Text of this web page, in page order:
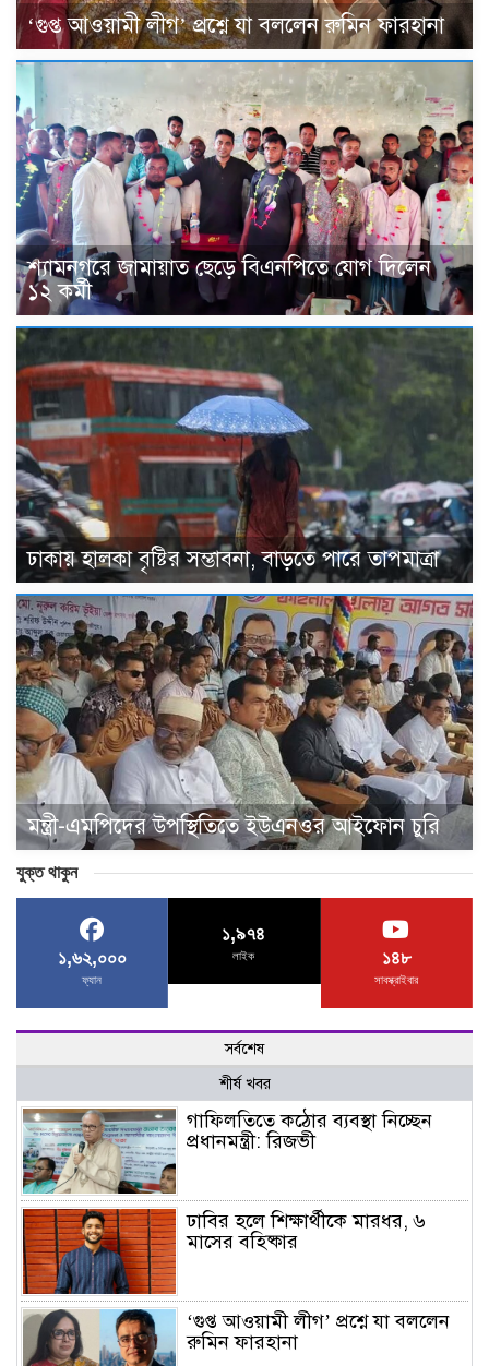
‘গুপ্ত আওয়ামী লীগ’ প্রশ্নে যা বললেন রুমিন ফারহানা
শ্যামনগরে জামায়াত ছেড়ে বিএনপিতে যোগ দিলেন
১২ কর্মী
ঢাকায় হালকা বৃষ্টির সম্ভাবনা, বাড়তে পারে তাপমাত্রা
মন্ত্রী-এমপিদের উপস্থিতিতে ইউএনওর আইফোন চুরি
যুক্ত থাকুন
১,৬২,০০০
ফ্যান
১,৯৭৪
লাইক ১৪৮
সাবস্ক্রাইবার
সর্বশেষ
শীর্ষ খবর
গাফিলতিতে কঠোর ব্যবস্থা নিচ্ছেন
প্রধানমন্ত্রী: রিজভী
ঢাবির হলে শিক্ষার্থীকে মারধর, ৬
মাসের বহিষ্কার
‘গুপ্ত আওয়ামী লীগ’ প্রশ্নে যা বললেন
রুমিন ফারহানা